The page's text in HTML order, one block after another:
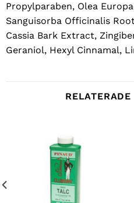
Propylparaben, Olea
Sanguisorba Officinalis
Cassia Bark Extract,
Geraniol, Hexyl Cinnamal,
RELATERADE